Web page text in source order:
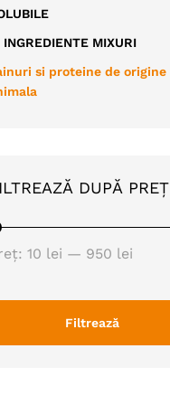
INGREDIENTE MIXURI
si proteine de origine
DUPĂ PREȚ
Filtrează
10 lei — 950 lei